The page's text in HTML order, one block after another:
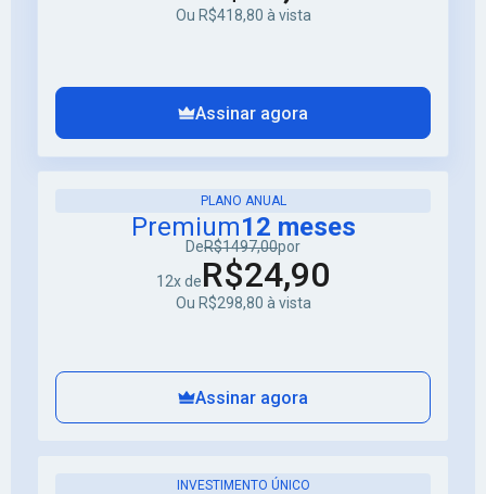
Ou R$418,80 à vista
Assinar agora
PLANO ANUAL
Premium12 meses
DeR$1497,00por
12x deR$24,90
Ou R$298,80 à vista
Assinar agora
INVESTIMENTO ÚNICO